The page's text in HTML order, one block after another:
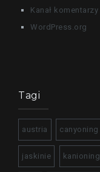
Kanał komentarzy
WordPress.org
Tagi
austria canyoning
jaskinie kanioning